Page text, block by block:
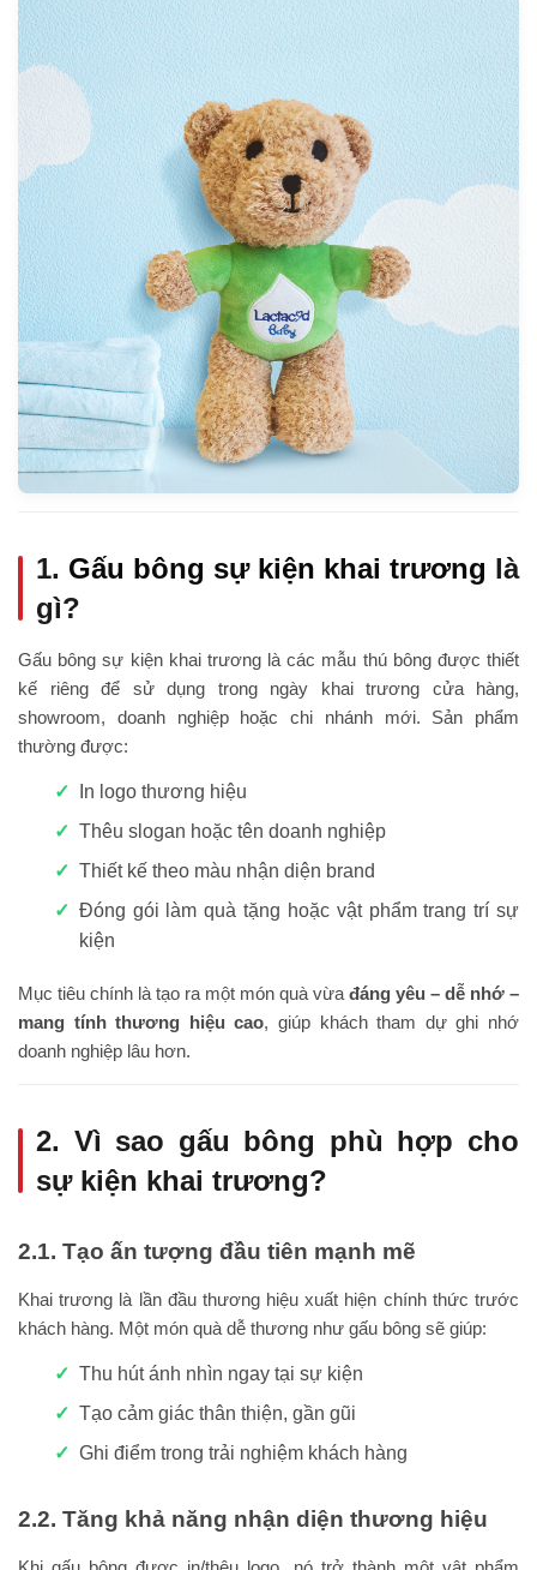
1. Gấu bông sự kiện khai trương là
gì?
Gấu bông sự kiện khai trương là các mẫu thú bông được thiết
kế riêng để sử dụng trong ngày khai trương cửa hàng,
showroom, doanh nghiệp hoặc chi nhánh mới. Sản phẩm
thường được:
In logo thương hiệu
Thêu slogan hoặc tên doanh nghiệp
Thiết kế theo màu nhận diện brand
Đóng gói làm quà tặng hoặc vật phẩm trang trí sự
kiện
Mục tiêu chính là tạo ra một món quà vừađáng yêu – dễ nhớ –
mang tính thương hiệu cao, giúp khách tham dự ghi nhớ
doanh nghiệp lâu hơn.
2. Vì sao gấu bông phù hợp cho
sự kiện khai trương?
2.1. Tạo ấn tượng đầu tiên mạnh mẽ
Khai trương là lần đầu thương hiệu xuất hiện chính thức trước
khách hàng. Một món quà dễ thương như gấu bông sẽ giúp:
Thu hút ánh nhìn ngay tại sự kiện
Tạo cảm giác thân thiện, gần gũi
Ghi điểm trong trải nghiệm khách hàng
2.2. Tăng khả năng nhận diện thương hiệu